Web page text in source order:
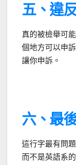
五、違
真的被檢舉可
個地方可以申
讓你申訴。
六、最
這行字最有問
而不是英語系